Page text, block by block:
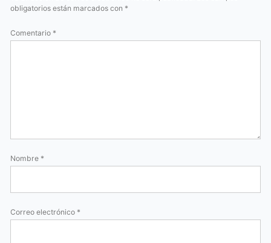
obligatorios están marcados con *
Comentario *
Nombre *
Correo electrónico *